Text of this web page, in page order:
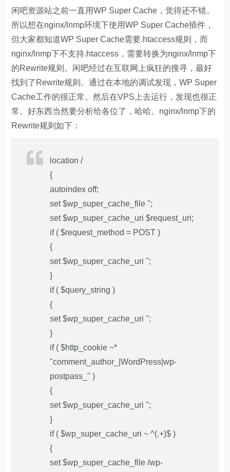
闲吧资源站之前一直用WP Super Cache，觉得还不错。
所以想在nginx/lnmp环境下使用WP Super Cache插件，
但大家都知道WP Super Cache需要.htaccess规则，而
nginx/lnmp下不支持.htaccess，需要转换为nginx/lnmp下
的Rewrite规则。闲吧经过在互联网上疯狂的搜寻，最好
找到了Rewrite规则。通过在本地的调试发现，WP Super
Cache工作的很正常。然后在VPS上去运行，发现也很正
常。好东西当然要分析给各位了，哈哈。nginx/lnmp下的
Rewrite规则如下：
location /
{
autoindex off;
set $wp_super_cache_file '';
set $wp_super_cache_uri $request_uri;
if ( $request_method = POST )
{
set $wp_super_cache_uri '';
}
if ( $query_string )
{
set $wp_super_cache_uri '';
}
if ( $http_cookie ~*
"comment_author_|WordPress|wp-
postpass_" )
{
set $wp_super_cache_uri '';
}
if ( $wp_super_cache_uri ~ ^(.+)$ )
{
set $wp_super_cache_file /wp-